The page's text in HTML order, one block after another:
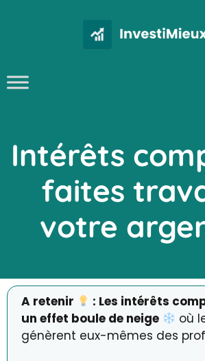
Intérêts
faites
votre
A retenir
: Les intérêts
un effet boule de neige
où
génèrent eux-mêmes des